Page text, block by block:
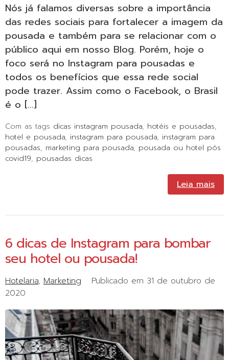
Nós já falamos diversas sobre a importância
das redes sociais para fortalecer a imagem da
pousada e também para se relacionar com o
público aqui em nosso Blog. Porém, hoje o
foco será no Instagram para pousadas e
todos os benefícios que essa rede social
pode trazer. Assim como o Facebook, o Brasil
é o […]
Com as tags dicas instagram pousada, hotéis e pousadas,
hotel e pousada, instagram para pousada, instagram para
pousadas, marketing para pousada, pousada ou hotel pós
covid19, pousadas dicas
Leia mais
6 dicas de Instagram para bombar
seu hotel ou pousada!
Hotelaria Marketing Publicado em 31 de outubro de
2020